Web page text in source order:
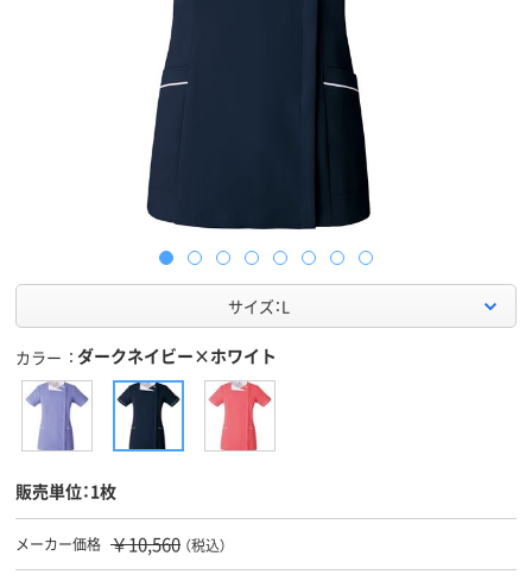
サイズ：L
カラー ダークネイビー×ホワイト
販売単位：1枚
メーカー価格 ￥10,560 （税込）